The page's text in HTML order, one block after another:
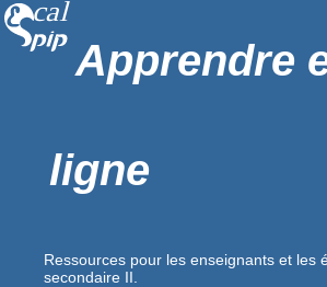
Apprendre
ligne
Ressources pour les enseignants et les
secondaire II.